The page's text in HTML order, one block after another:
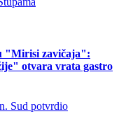
"Mirisi zavičaja":
otvara vrata gastro